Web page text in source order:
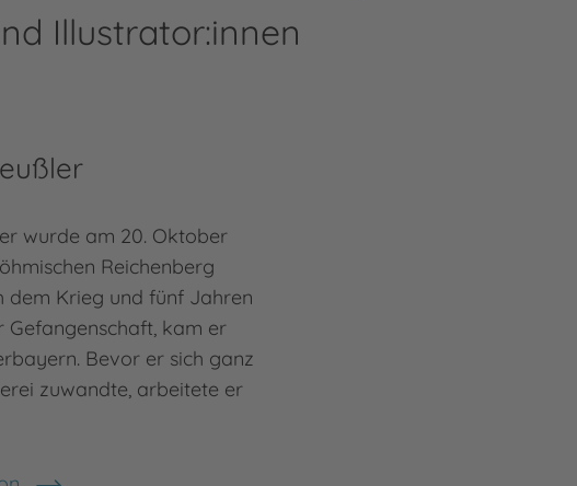
Illustrator:innen
wurde am 20. Oktober
Reichenberg
dem Krieg und fünf Jahren
Gefangenschaft, kam er
Bevor er sich ganz
zuwandte, arbeitete er